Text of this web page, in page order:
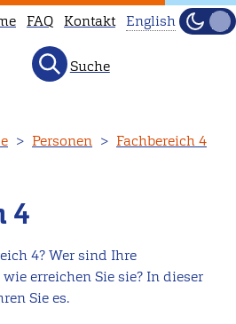
FAQ Kontakt
not
to
English
Hell
Suche
Personen
Fachbereich 4
4
4? Wer sind Ihre
erreichen Sie sie? In dieser
Sie es.